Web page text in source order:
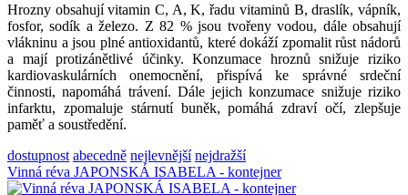
Hrozny obsahují vitamin C, A, K, řadu vitaminů B, draslík, vápník,
fosfor, sodík a železo. Z 82 % jsou tvořeny vodou, dále obsahují
vlákninu a jsou plné antioxidantů, které dokáží zpomalit růst nádorů
a mají protizánětlivé účinky. Konzumace hroznů snižuje riziko
kardiovaskulárních onemocnění, přispívá ke správné srdeční
činnosti, napomáhá trávení. Dále jejich konzumace snižuje riziko
infarktu, zpomaluje stárnutí buněk, pomáhá zdraví očí, zlepšuje
paměť a soustředění.
dostupnost abecedně nejlevnější nejdražší
Vinná réva JAPONSKÁ ISABELA - kontejner